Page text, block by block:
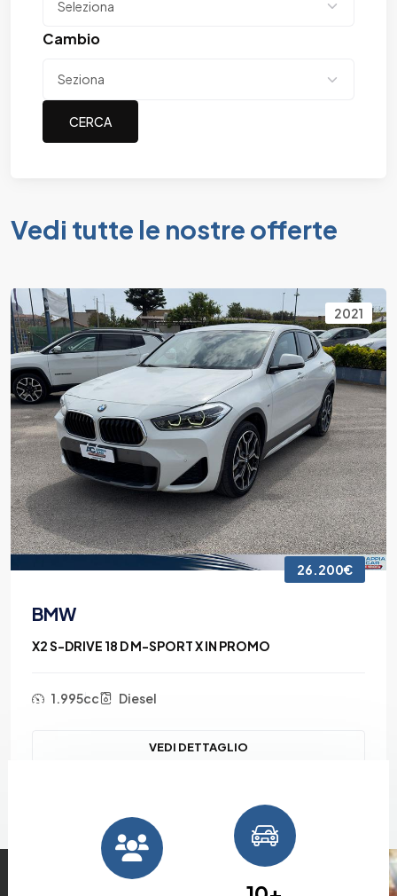
Cambio
Vedi tutte le nostre offerte
2021
26.200€
BMW
X2 S-DRIVE 18 D M-SPORT X IN PROMO
1.995cc Diesel
VEDI DETTAGLIO